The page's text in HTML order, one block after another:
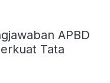
APBD
Tata